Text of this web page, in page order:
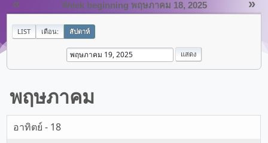
« »
Week beginning พฤษภาคม 18, 2025
LIST เดือน: สัปดาห์
พฤษภาคม
อาทิตย์ - 18